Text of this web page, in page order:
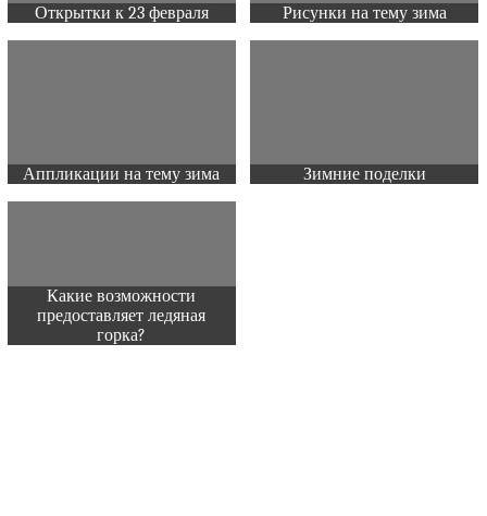
Открытки к 23 февраля Рисунки на тему зима
Аппликации на тему зима Зимние поделки
Какие возможности
предоставляет ледяная
горка?